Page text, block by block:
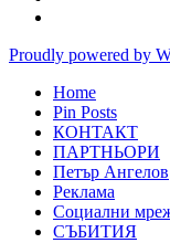
Proudly powered by
Home
Pin Posts
КОНТАКТ
ПАРТНЬОРИ
Петър Ангелов
Реклама
Социални
СЪБИТИЯ